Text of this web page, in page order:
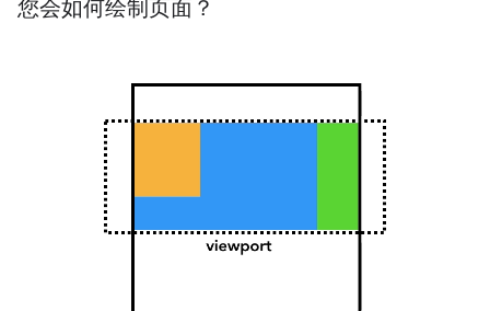
您会如何绘制页面？